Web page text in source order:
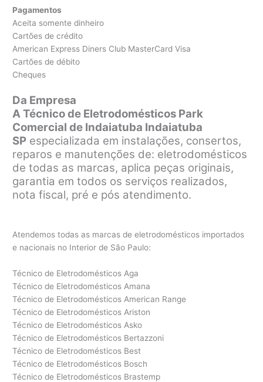
Pagamentos
Aceita somente dinheiro
Cartões de crédito
American Express Diners Club MasterCard Visa
Cartões de débito
Cheques
Da Empresa
A Técnico de Eletrodomésticos Park
Comercial de Indaiatuba Indaiatuba
SP especializada em instalações, consertos,
reparos e manutenções de: eletrodomésticos
de todas as marcas, aplica peças originais,
garantia em todos os serviços realizados,
nota fiscal, pré e pós atendimento.
Atendemos todas as marcas de eletrodomésticos importados
e nacionais no Interior de São Paulo:
Técnico de Eletrodomésticos Aga
Técnico de Eletrodomésticos Amana
Técnico de Eletrodomésticos American Range
Técnico de Eletrodomésticos Ariston
Técnico de Eletrodomésticos Asko
Técnico de Eletrodomésticos Bertazzoni
Técnico de Eletrodomésticos Best
Técnico de Eletrodomésticos Bosch
Técnico de Eletrodomésticos Brastemp